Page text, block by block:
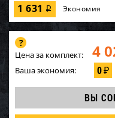
1 631 i Экономия
Цена за комплект: 4
Ваша экономия: 0₽
ВЫ